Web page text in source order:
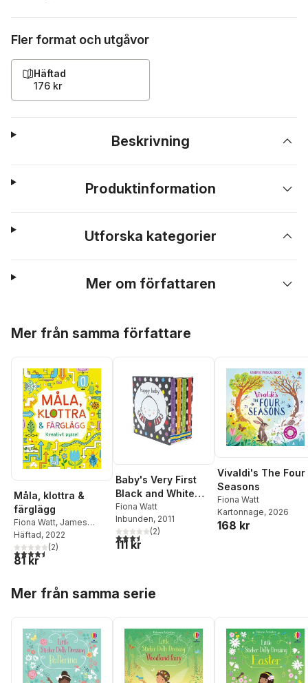
Fler format och utgåvor
Häftad
176 kr
Beskrivning
Produktinformation
Utforska kategorier
Mer om författaren
Mer från samma författare
Måla, klottra &
färglägg
Fiona Watt, James
Maclaine
Häftad, 2022
4,5utav 5 stjärnor. Totalt antal röster:
(2)
81 kr
Baby's Very First
Black and White
Little Library
Fiona Watt
Inbunden, 2011
3,5utav 5 stjärnor. Totalt antal röster:
(2)
111 kr
Vivaldi's The Four
Seasons
Fiona Watt
Kartonnage, 2026
168 kr
Mer från samma serie